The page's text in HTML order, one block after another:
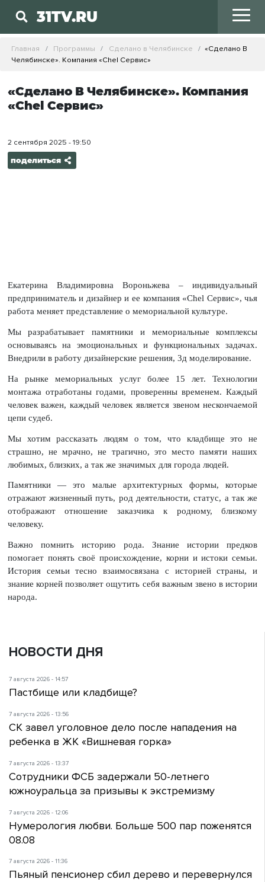
31TV.RU
Главная Программы Сделано в Челябинске
«Сделано В
Челябинске». Компания «Chel Сервис»
«Сделано В Челябинске». Компания
«Chel Сервис»
2 сентября 2025 - 19:50
поделиться
Екатерина Владимировна Вороньжева – индивидуальный
предприниматель и дизайнер и ее компания «Chel Сервис», чья
работа меняет представление о мемориальной культуре.
Мы разрабатывает памятники и мемориальные комплексы
основываясь на эмоциональных и функциональных задачах.
Внедрили в работу дизайнерские решения, 3д моделирование.
На рынке мемориальных услуг более 15 лет. Технологии
монтажа отработаны годами, проверенны временем. Каждый
человек важен, каждый человек является звеном нескончаемой
цепи судеб.
Мы хотим рассказать людям о том, что кладбище это не
страшно, не мрачно, не трагично, это место памяти наших
любимых, близких, а так же значимых для города людей.
Памятники — это малые архитектурных формы, которые
отражают жизненный путь, род деятельности, статус, а так же
отображают отношение заказчика к родному, близкому
человеку.
Важно помнить историю рода. Знание истории предков
помогает понять своё происхождение, корни и истоки семьи.
История семьи тесно взаимосвязана с историей страны, и
знание корней позволяет ощутить себя важным звено в истории
народа.
НОВОСТИ ДНЯ
7 августа 2026 - 14:57
Пастбище или кладбище?
7 августа 2026 - 13:56
СК завел уголовное дело после нападения на
ребенка в ЖК «Вишневая горка»
7 августа 2026 - 13:37
Сотрудники ФСБ задержали 50-летнего
южноуральца за призывы к экстремизму
7 августа 2026 - 12:06
Нумерология любви. Больше 500 пар поженятся
08.08
7 августа 2026 - 11:36
Пьяный пенсионер сбил дерево и перевернулся